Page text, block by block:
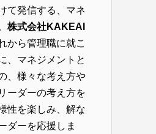
て発信する、マネ
株式会社KAKEAI
から管理職に就こ
、マネジメントと
、様々な考え方や
ーダーの考え方を
性を楽しみ、解な
ダーを応援しま